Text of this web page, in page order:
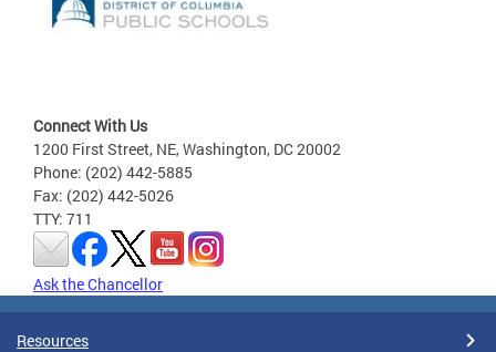
Connect With Us
1200 First Street, NE, Washington, DC 20002
Phone: (202) 442-5885
Fax: (202) 442-5026
TTY: 711
Ask the Chancellor
Resources